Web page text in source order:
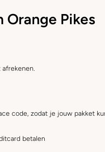
Orange Pikes
code, zodat je jouw pakket
betalen